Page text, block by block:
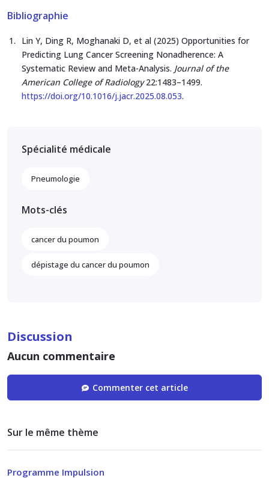
Bibliographie
Lin Y, Ding R, Moghanaki D, et al (2025) Opportunities for
Predicting Lung Cancer Screening Nonadherence: A
Systematic Review and Meta-Analysis. Journal of the
American College of Radiology22:1483–1499.
https://doi.org/10.1016/j.jacr.2025.08.053.
Spécialité médicale
Pneumologie
Mots-clés
cancer du poumon
dépistage du cancer du poumon
Discussion
Aucun commentaire
Commenter cet article
Sur le même thème
Programme Impulsion